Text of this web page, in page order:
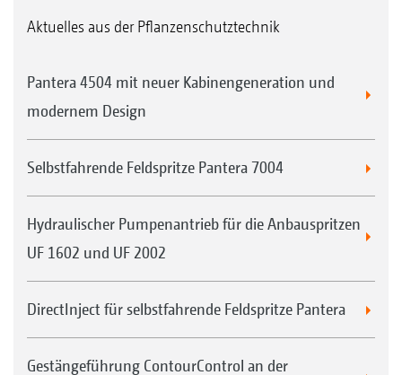
Aktuelles aus der Pflanzenschutztechnik
Pantera 4504 mit neuer Kabinengeneration und
modernem Design
Selbstfahrende Feldspritze Pantera 7004
Hydraulischer Pumpenantrieb für die Anbauspritzen
UF 1602 und UF 2002
DirectInject für selbstfahrende Feldspritze Pantera
Gestängeführung ContourControl an der